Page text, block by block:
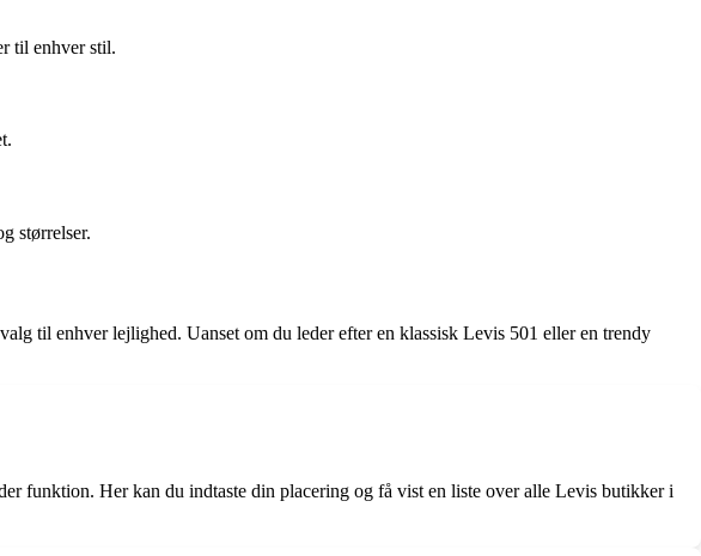
til enhver stil.
størrelser.
til enhver lejlighed. Uanset om du leder efter en klassisk Levis 501 eller en trendy
funktion. Her kan du indtaste din placering og få vist en liste over alle Levis butikker i